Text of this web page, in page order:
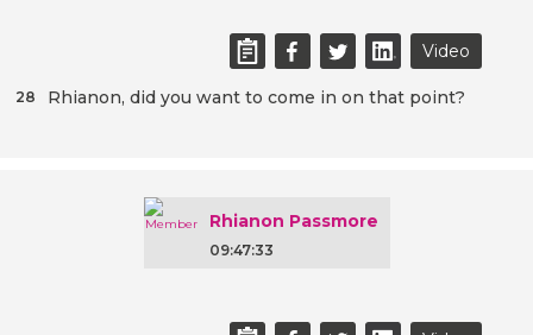
Video
Rhianon, did you want to come in on that point?
28
Rhianon Passmore
09:47:33